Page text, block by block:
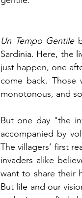
Un Tempo Gentile
Sardinia. Here, the
just happen, one
come back. Those
monotonous, and
But one day "the
accompanied by
The villagers’ first
invaders alike
want to share their
But life and our